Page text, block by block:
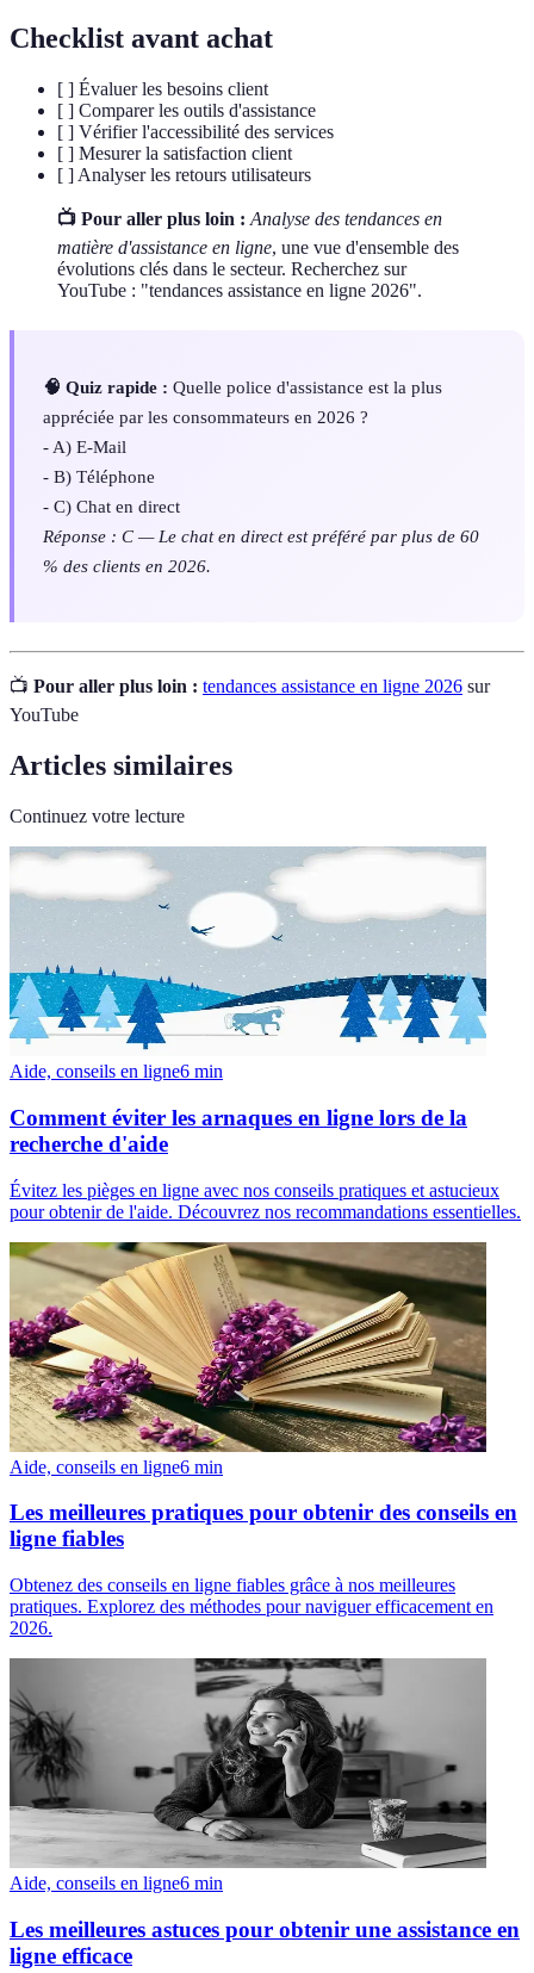
Checklist avant achat
[ ] Évaluer les besoins client
[ ] Comparer les outils d'assistance
[ ] Vérifier l'accessibilité des services
[ ] Mesurer la satisfaction client
[ ] Analyser les retours utilisateurs
📺 Pour aller plus loin : Analyse des tendances en
matière d'assistance en ligne, une vue d'ensemble des
évolutions clés dans le secteur. Recherchez sur
YouTube : "tendances assistance en ligne 2026".
🧠 Quiz rapide : Quelle police d'assistance est la plus
appréciée par les consommateurs en 2026 ?
- A) E-Mail
- B) Téléphone
- C) Chat en direct
Réponse : C — Le chat en direct est préféré par plus de 60
% des clients en 2026.
📺 Pour aller plus loin : tendances assistance en ligne 2026 sur
YouTube
Articles similaires
Continuez votre lecture
Aide, conseils en ligne6 min
Comment éviter les arnaques en ligne lors de la
recherche d'aide
Évitez les pièges en ligne avec nos conseils pratiques et astucieux
pour obtenir de l'aide. Découvrez nos recommandations essentielles.
Aide, conseils en ligne6 min
Les meilleures pratiques pour obtenir des conseils en
ligne fiables
Obtenez des conseils en ligne fiables grâce à nos meilleures
pratiques. Explorez des méthodes pour naviguer efficacement en
2026.
Aide, conseils en ligne6 min
Les meilleures astuces pour obtenir une assistance en
ligne efficace